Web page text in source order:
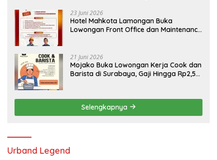
23 Juni 2026
Hotel Mahkota Lamongan Buka
Lowongan Front Office dan Maintenance
21 Juni 2026
Mojako Buka Lowongan Kerja Cook dan
Barista di Surabaya, Gaji Hingga Rp2,5
Selengkapnya
Urband Legend